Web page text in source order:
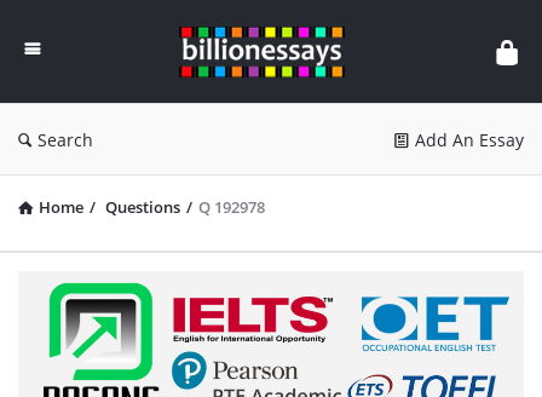
Essays
Search Add An Essay
Home / Questions / Q 192978